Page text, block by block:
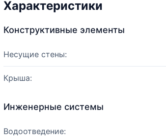
Характеристики
Конструктивные элементы
Несущие стены:
Крыша:
Инженерные системы
Водоотведение: